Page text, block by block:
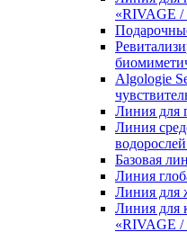
«RIVAGE
Algologie
Линия для
Линия
Базовая
Линия
Линия для
Линия для
«RIVAGE